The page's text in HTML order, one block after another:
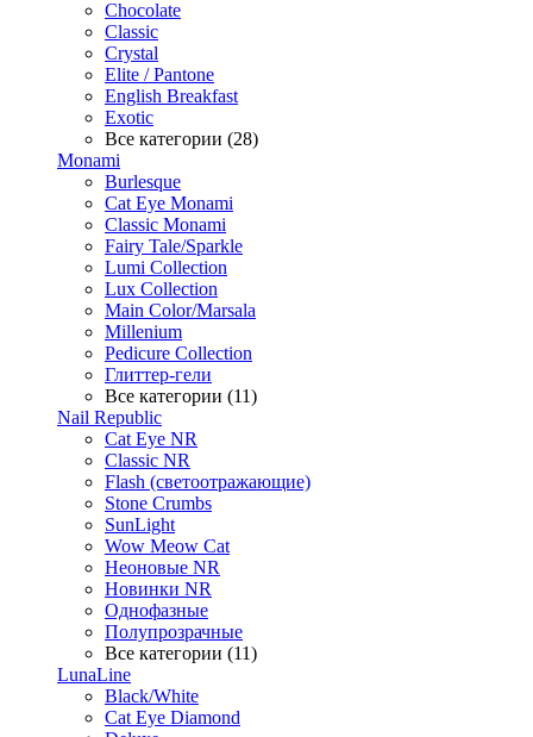
Chocolate
Classic
Crystal
Elite / Pantone
English Breakfast
Exotic
Все категории (28)
Monami
Burlesque
Cat Eye Monami
Classic Monami
Fairy Tale/Sparkle
Lumi Collection
Lux Collection
Main Color/Marsala
Millenium
Pedicure Collection
Глиттер-гели
Все категории (11)
Nail Republic
Cat Eye NR
Classic NR
Flash (светоотражающие)
Stone Crumbs
SunLight
Wow Meow Cat
Неоновые NR
Новинки NR
Однофазные
Полупрозрачные
Все категории (11)
LunaLine
Black/White
Cat Eye Diamond